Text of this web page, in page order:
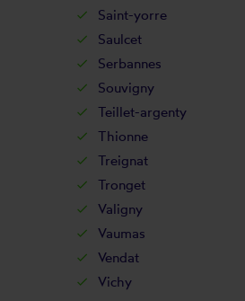
Saint-yorre
Saulcet
Serbannes
Souvigny
Teillet-argenty
Thionne
Treignat
Tronget
Valigny
Vaumas
Vendat
Vichy